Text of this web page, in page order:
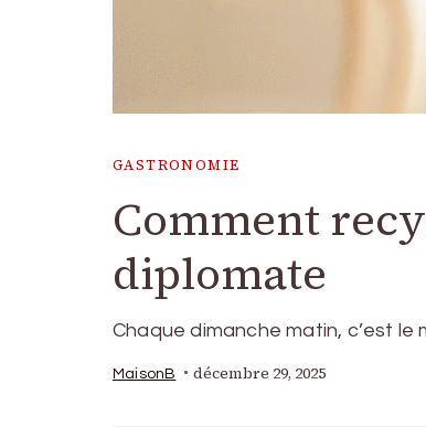
GASTRONOMIE
Comment
diplomate
Chaque dimanche matin, c’est
MaisonB décembre 29, 2025